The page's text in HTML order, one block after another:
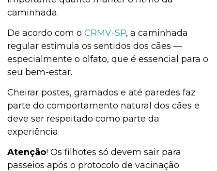
caminhada.
De acordo com o CRMV-SP, a caminhada
regular estimula os sentidos dos cães —
especialmente o olfato, que é essencial para o
seu bem-estar.
Cheirar postes, gramados e até paredes faz
parte do comportamento natural dos cães e
deve ser respeitado como parte da
experiência.
Atenção! Os filhotes só devem sair para
passeios após o protocolo de vacinação